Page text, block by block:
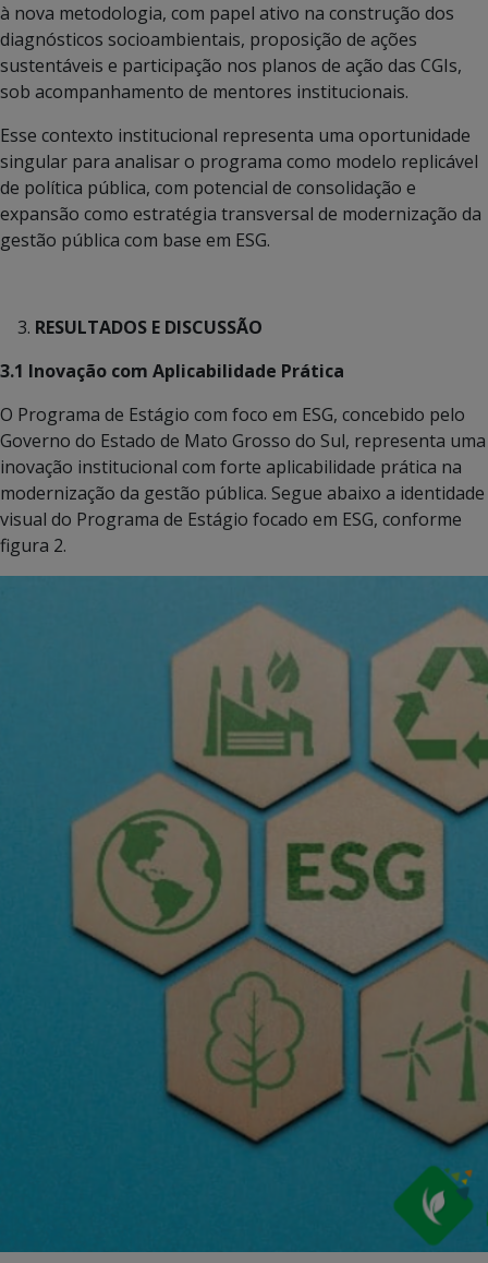
à nova metodologia, com papel ativo na construção dos
diagnósticos socioambientais, proposição de ações
sustentáveis e participação nos planos de ação das CGIs,
sob acompanhamento de mentores institucionais.
Esse contexto institucional representa uma oportunidade
singular para analisar o programa como modelo replicável
de política pública, com potencial de consolidação e
expansão como estratégia transversal de modernização da
gestão pública com base em ESG.
RESULTADOS E DISCUSSÃO
3.1 Inovação com Aplicabilidade Prática
O Programa de Estágio com foco em ESG, concebido pelo
Governo do Estado de Mato Grosso do Sul, representa uma
inovação institucional com forte aplicabilidade prática na
modernização da gestão pública. Segue abaixo a identidade
visual do Programa de Estágio focado em ESG, conforme
figura 2.